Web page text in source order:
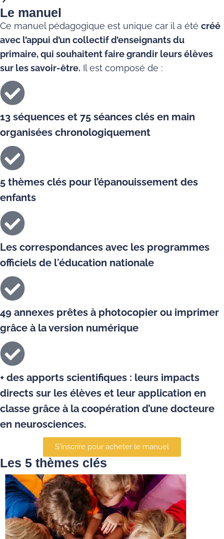
Le manuel
Ce manuel pédagogique est unique car il a été créé
avec l’appui d’un collectif d’enseignants du
primaire, qui souhaitent faire grandir leurs élèves
sur les savoir-être. Il est composé de :
13 séquences et 75 séances clés en main
organisées chronologiquement
5 thèmes clés pour l’épanouissement des
enfants
Les correspondances avec les programmes
officiels de l'éducation nationale
49 annexes prêtes à photocopier ou imprimer
grâce à la version numérique
+ des apports scientifiques : leurs impacts
directs sur les élèves et leur application en
classe grâce à la coopération d’une docteure
en neurosciences.
S'inscrire pour acheter le manuel
Les 5 thèmes clés